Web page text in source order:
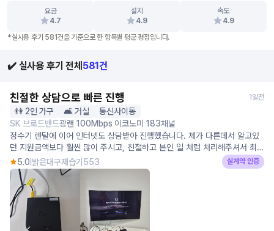
요금
4.7
설치
4.9
속도
4.9
*실사용 후기 581건을 기준으로 한 항목별 평균 평점입니다.
✔️ 실사용 후기 전체 581건
친절한 상담으로 빠른 진행 1일전
👫 2인 가구 🛋️ 거실
통신사이동
SK 브로드밴드광랜 100Mbps 이코노미 183채널
정수기 렌탈에 이어 인터넷도 상담받아 진행했습니다. 제가 다른데서 알고있
던 지원금액보다 훨씬 많이 주시고, 친절하고 본인 일 처럼 처리해주셔서 최소
비용으로 상담 도와주셨어요. 와이파이도 공유기 사서 따로 하면 비용 더 안나
간다 이런 팁도 주시고. 기존 해지/철거도 동시에 진행되고 부모님 댁에 해드
리는거라 중간에 막 막히거나 그럴지도 모르겠다 했는데 그냥 일사천리로 다
완료되었습니다. 3년 지나면 모 당연하게 렌트리에서 상담받아 진행하려구요.
앞으로도 많이 번창했으면 좋겠어요!
5.0 밝은대구제습기553 실계약 인증